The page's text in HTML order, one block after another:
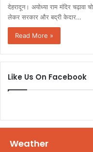
देहरादून। अयोध्या राम मंदिर चढ़ावा
लेकर सरकार और बद्री केदार…
Read More »
Like Us On Facebook
Weather